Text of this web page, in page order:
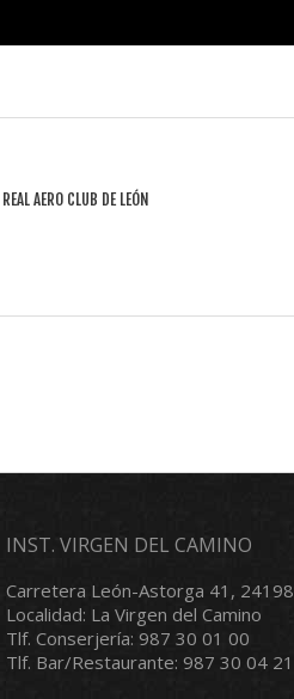
REAL AERO CLUB DE LEÓN
INST. VIRGEN DEL CAMINO
Carretera León-Astorga 41, 24198
Localidad: La Virgen del Camino
Tlf. Conserjería: 987 30 01 00
Tlf. Bar/Restaurante: 987 30 04 21